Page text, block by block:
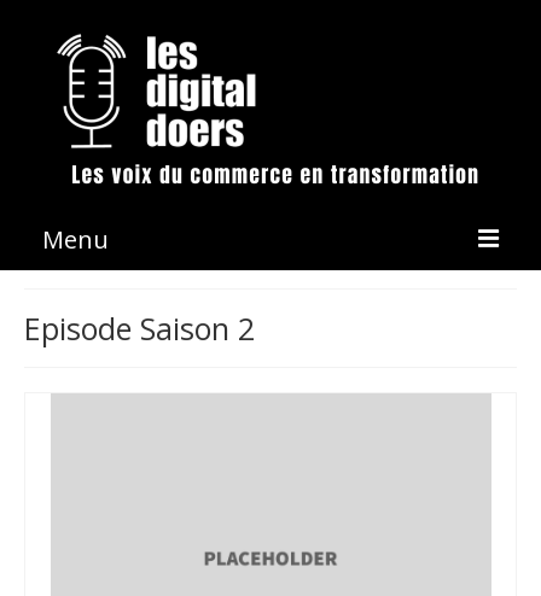
Menu
Episode Saison 2